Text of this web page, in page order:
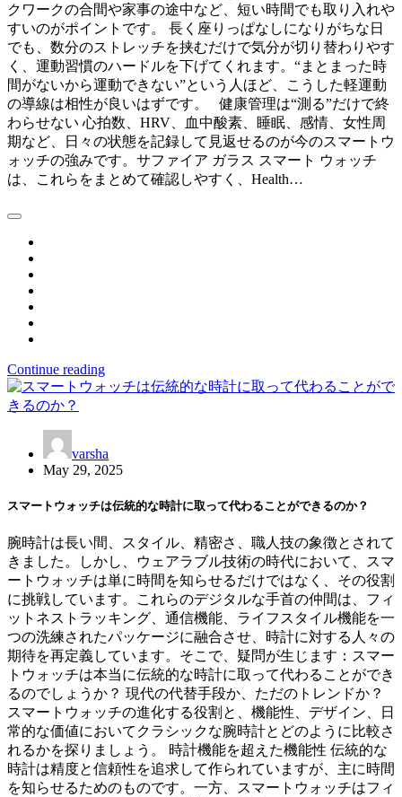
クワークの合間や家事の途中など、短い時間でも取り入れや
すいのがポイントです。 長く座りっぱなしになりがちな日
でも、数分のストレッチを挟むだけで気分が切り替わりやす
く、運動習慣のハードルを下げてくれます。“まとまった時
間がないから運動できない”という人ほど、こうした軽運動
の導線は相性が良いはずです。 健康管理は“測る”だけで終
わらせない 心拍数、HRV、血中酸素、睡眠、感情、女性周
期など、日々の状態を記録して見返せるのが今のスマートウ
ォッチの強みです。サファイア ガラス スマート ウォッチ
は、これらをまとめて確認しやすく、Health…
Continue reading
varsha
May 29, 2025
スマートウォッチは伝統的な時計に取って代わることができるのか？
腕時計は長い間、スタイル、精密さ、職人技の象徴とされて
きました。しかし、ウェアラブル技術の時代において、スマ
ートウォッチは単に時間を知らせるだけではなく、その役割
に挑戦しています。これらのデジタルな手首の仲間は、フィ
ットネストラッキング、通信機能、ライフスタイル機能を一
つの洗練されたパッケージに融合させ、時計に対する人々の
期待を再定義しています。そこで、疑問が生じます：スマー
トウォッチは本当に伝統的な時計に取って代わることができ
るのでしょうか？ 現代の代替手段か、ただのトレンドか？
スマートウォッチの進化する役割と、機能性、デザイン、日
常的な価値においてクラシックな腕時計とどのように比較さ
れるかを探りましょう。 時計機能を超えた機能性 伝統的な
時計は精度と信頼性を追求して作られていますが、主に時間
を知らせるためのものです。一方、スマートウォッチはフィ